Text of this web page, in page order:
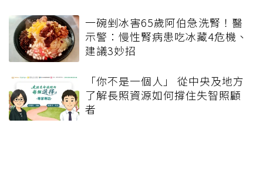
一碗剉冰害65歲阿伯急洗腎！醫
示警：慢性腎病患吃冰藏4危機、
建議3妙招
「你不是一個人」 從中央及地方
了解長照資源如何撐住失智照顧
者